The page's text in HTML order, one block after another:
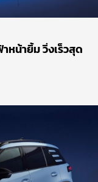
หน้ายิ้ม วิ่งเร็วสุด